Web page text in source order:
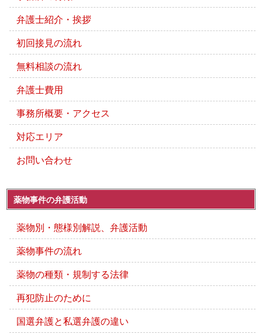
弁護士紹介・挨拶
初回接見の流れ
無料相談の流れ
弁護士費用
事務所概要・アクセス
対応エリア
お問い合わせ
薬物事件の弁護活動
薬物別・態様別解説、弁護活動
薬物事件の流れ
薬物の種類・規制する法律
再犯防止のために
国選弁護と私選弁護の違い